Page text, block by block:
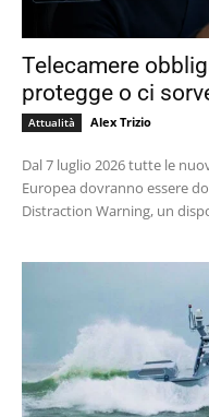
Telecamere
protegge o ci
Attualità Alex Trizio
Dal 7 luglio 2026 tutte le
Europea dovranno essere
Distraction Warning, un